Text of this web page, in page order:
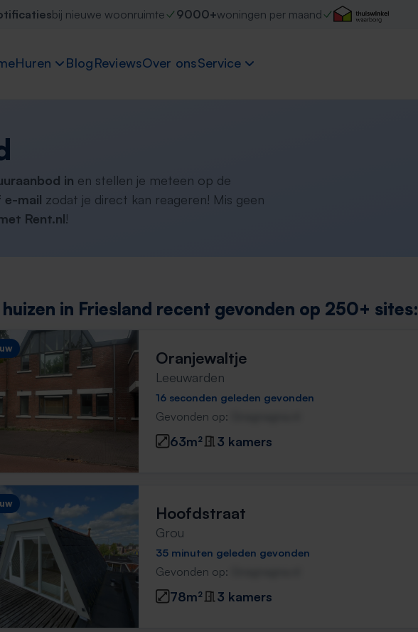
bij nieuwe woonruimte 9000+woningen per maand
Huren BlogReviewsOver onsService
in en stellen je meteen op de
e-mail zodat je direct kan reageren! Mis geen
Rent.nl!
in Friesland recent gevonden op 250+ sites:
Oranjewaltje
Leeuwarden
16 seconden geleden gevonden
Gevonden op:
63m² 3 kamers
Hoofdstraat
Grou
35 minuten geleden gevonden
Gevonden op:
78m² 3 kamers